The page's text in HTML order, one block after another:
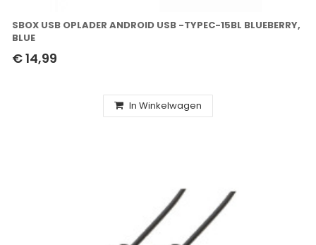
SBOX USB OPLADER ANDROID USB -TYPEC-15BL BLUEBERRY,
BLUE
€ 14,99
In Winkelwagen